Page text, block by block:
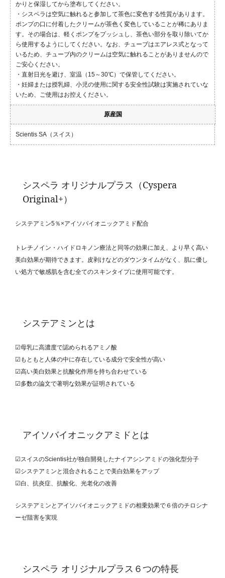
かりと保湿してから塗布してください。
・シスペラは空気に触れると参加して茶色に変色する性質があります。
ポンプの口に付着したクリームが茶色く変色していることが稀にありま
す。その場合は、軽くポンプをプッシュし、茶色い部分を取り除いてか
ら使用するようにしてください。なお、チューブはエアレス式となって
いるため、チューブ内のクリームは空気に触れることがありませんので
ご安心ください。
・直射日光を避け、室温（15～30℃）で保管してください。
・妊婦または授乳婦、小児の使用に関する安全性試験は実施されていな
いため、ご使用はお控えください。
原産国
Scientis SA（スイス）
シスペラ オリジナルプラス（Cyspera
Original+）
システアミン5％×アイソバイオニックアミド配合
トレチノイン・ハイドロキノン療法と同等の効果に加え、より早く高い
美白効果が期待できます。皮剥けなどのダウンタイムがなく、肌に優し
い処方で敏感肌を含む全てのスキンタイプに使用可能です。
システアミンとは
☑母乳に高濃度で認められるアミノ酸
☑もともと人体の中に存在している成分で安全性が高い
☑高い美白効果と抗酸化作用を持ち合わせている
☑多数の論文で著明な効果が証明されている
アイソバイオニックアミドとは
☑スイスのScientis社が独自開発したナイアシンアミドの強化型分子
☑システアミンと混合されることで美白効果をアップ
☑白、抗炎症、抗酸化、光老化の改善
システアミンとアイソバイオニックアミドの相乗効果で６倍のチロシナ
ーゼ阻害を実現
シスペラ オリジナルプラス６つの特長